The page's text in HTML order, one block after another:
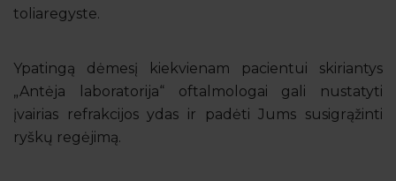
toliaregyste.
Ypatingą dėmesį kiekvienam pacientui skiriantys
„Antėja laboratorija“ oftalmologai gali nustatyti
įvairias refrakcijos ydas ir padėti Jums susigrąžinti
ryškų regėjimą.